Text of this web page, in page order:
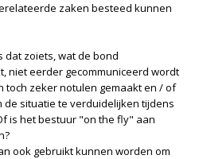
zaken besteed kunnen
dat zoiets, wat de bond
niet eerder gecommuniceerd wordt
toch zeker notulen gemaakt en / of
de situatie te verduidelijken tijdens
is het bestuur "on the fly" aan
ook gebruikt kunnen worden om